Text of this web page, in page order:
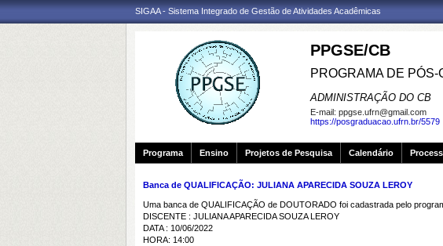
SIGAA - Sistema Integrado de Gestão de Atividades Acadêmicas
PPGSE/CB
PROGRAMA DE
ADMINISTRAÇÃO DO CB
E-mail: ppgse.ufrn@gmail.com
https://posgraduacao.ufrn.br/5579
Programa Ensino Projetos de Pesquisa Calendário
Banca de QUALIFICAÇÃO: JULIANA APARECIDA SOUZA LEROY
Uma banca de QUALIFICAÇÃO de DOUTORADO foi cadastrada pelo
DISCENTE : JULIANA APARECIDA SOUZA LEROY
DATA : 10/06/2022
HORA: 14:00